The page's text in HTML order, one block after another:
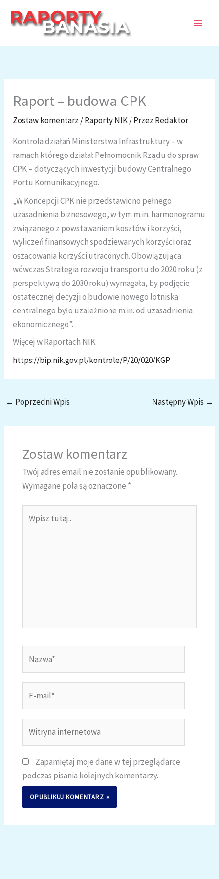
Raport – budowa CPK
Zostaw komentarz/Raporty NIK/ Przez Redaktor
Kontrola działań Ministerstwa Infrastruktury – w
ramach którego działał Pełnomocnik Rządu do spraw
CPK – dotyczących inwestycji budowy Centralnego
Portu Komunikacyjnego.
„W Koncepcji CPK nie przedstawiono pełnego
uzasadnienia biznesowego, w tym m.in. harmonogramu
związanego z powstawaniem kosztów i korzyści,
wyliczeń finansowych spodziewanych korzyści oraz
oszacowania korzyści utraconych. Obowiązująca
wówczas Strategia rozwoju transportu do 2020 roku (z
perspektywą do 2030 roku) wymagała, by podjęcie
ostatecznej decyzji o budowie nowego lotniska
centralnego było uzależnione m.in. od uzasadnienia
ekonomicznego”.
Więcej w Raportach NIK:
https://bip.nik.gov.pl/kontrole/P/20/020/KGP
← Poprzedni Wpis Następny Wpis →
Zostaw komentarz
Twój adres email nie zostanie opublikowany.
Wymagane pola są oznaczone *
tutaj..
mail*
internetowa
Zapamiętaj moje dane w tej przeglądarce
podczas pisania kolejnych komentarzy.